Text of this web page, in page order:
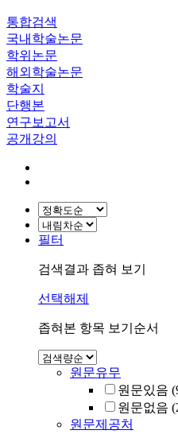
통합검색
국내학술논문
학위논문
해외학술논문
학술지
단행본
연구보고서
공개강의
필터
검색결과 좁혀 보기
선택해제
좁혀본 항목 보기순서
원문유무
원문있음
원문없음
원문제공처